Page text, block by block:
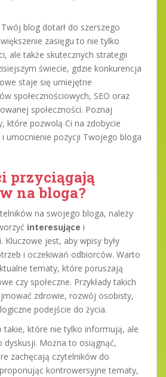
blog dotarł do szerszego
zasięgu to nie tylko
ale także skutecznych strategii
świecie, gdzie konkurencja
staje się umiejętne
społecznościowych, SEO oraz
społeczności. Poznaj
które pozwolą Ci na zdobycie
umocnienie pozycji Twojego bloga
przyciągają
na bloga?
na swojego bloga, należy
interesujące i
Kluczowe jest, aby wpisy były
i oczekiwań odbiorców. Warto
tematy, które poruszają
czy społeczne. Przykłady takich
zdrowie, rozwój osobisty,
podejście do życia.
takie, które nie tylko informują, ale
dyskusji. Można to osiągnąć,
zachęcają czytelników do
kontrowersyjne tematy,